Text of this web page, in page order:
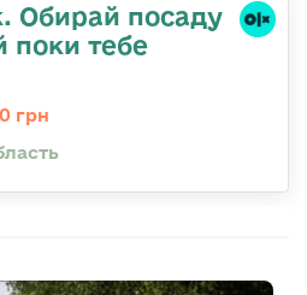
Обирай посаду
поки тебе
грн